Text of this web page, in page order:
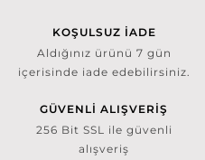
KOŞULSUZ İADE
Aldığınız ürünü 7 gün
içerisinde iade edebilirsiniz.
GÜVENLİ ALIŞVERİŞ
256 Bit SSL ile güvenli
alışveriş